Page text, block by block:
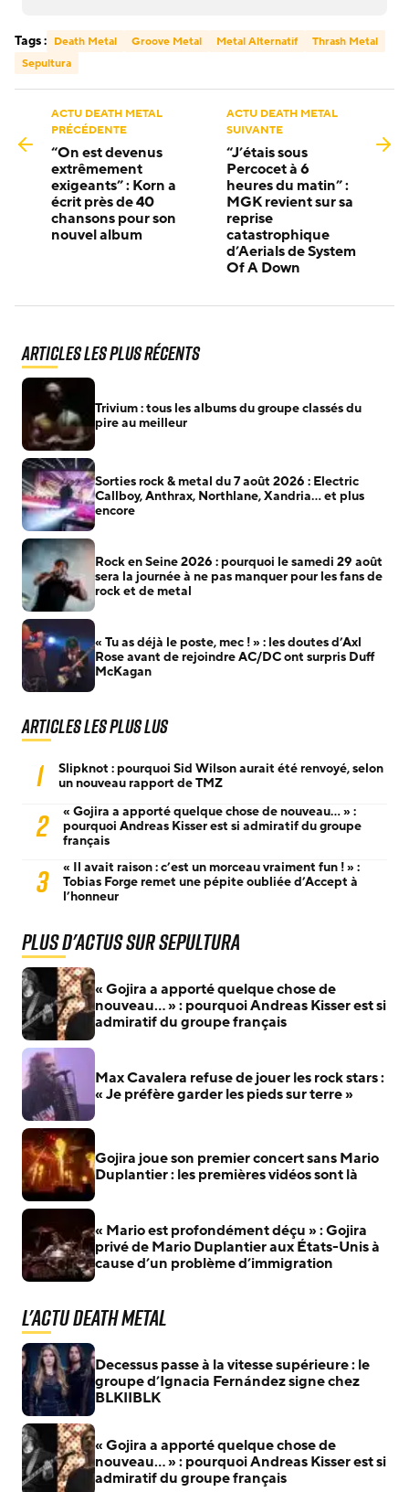
Tags : Death Metal Groove Metal Metal Alternatif
Thrash Metal
Sepultura
ACTU DEATH METAL
PRÉCÉDENTE
“On est devenus
extrêmement
exigeants” : Korn a
écrit près de 40
chansons pour son
nouvel album
ACTU DEATH METAL
SUIVANTE
“J’étais sous
Percocet à 6
heures du matin” :
MGK revient sur sa
reprise
catastrophique
d’Aerials de System
Of A Down
Articles les plus récents
Trivium : tous les albums du groupe classés du
pire au meilleur
Sorties rock & metal du 7 août 2026 : Electric
Callboy, Anthrax, Northlane, Xandria… et plus
encore
Rock en Seine 2026 : pourquoi le samedi 29 août
sera la journée à ne pas manquer pour les fans de
rock et de metal
« Tu as déjà le poste, mec ! » : les doutes d’Axl
Rose avant de rejoindre AC/DC ont surpris Duff
McKagan
Articles les plus lus
1
Slipknot : pourquoi Sid Wilson aurait été renvoyé, selon
un nouveau rapport de TMZ
2
« Gojira a apporté quelque chose de nouveau… » :
pourquoi Andreas Kisser est si admiratif du groupe
français
3
« Il avait raison : c’est un morceau vraiment fun ! » :
Tobias Forge remet une pépite oubliée d’Accept à
l’honneur
Plus d'actus sur Sepultura
« Gojira a apporté quelque chose de
nouveau… » : pourquoi Andreas Kisser est si
admiratif du groupe français
Max Cavalera refuse de jouer les rock stars :
« Je préfère garder les pieds sur terre »
Gojira joue son premier concert sans Mario
Duplantier : les premières vidéos sont là
« Mario est profondément déçu » : Gojira
privé de Mario Duplantier aux États-Unis à
cause d’un problème d’immigration
L'actu Death Metal
Decessus passe à la vitesse supérieure : le
groupe d’Ignacia Fernández signe chez
BLKIIBLK
« Gojira a apporté quelque chose de
nouveau… » : pourquoi Andreas Kisser est si
admiratif du groupe français